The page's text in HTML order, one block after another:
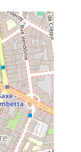
en commun
à pied
minutes en
aux
Lyon.En même